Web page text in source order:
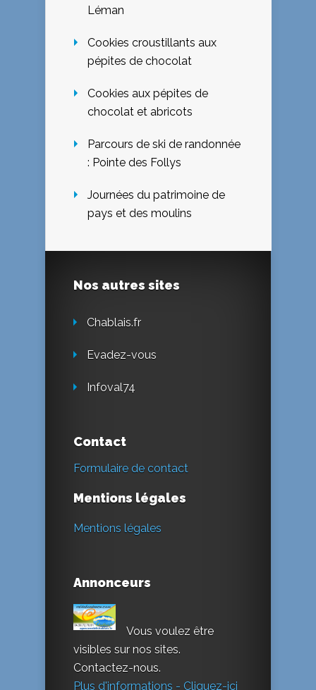
Léman
Cookies croustillants aux
pépites de chocolat
Cookies aux pépites de
chocolat et abricots
Parcours de ski de randonnée
: Pointe des Follys
Journées du patrimoine de
pays et des moulins
Nos autres sites
Chablais.fr
Evadez-vous
Infoval74
Contact
Formulaire de contact
Mentions légales
Mentions légales
Annonceurs
Vous voulez être
visibles sur nos sites.
Contactez-nous.
Plus d'informations - Cliquez-ici